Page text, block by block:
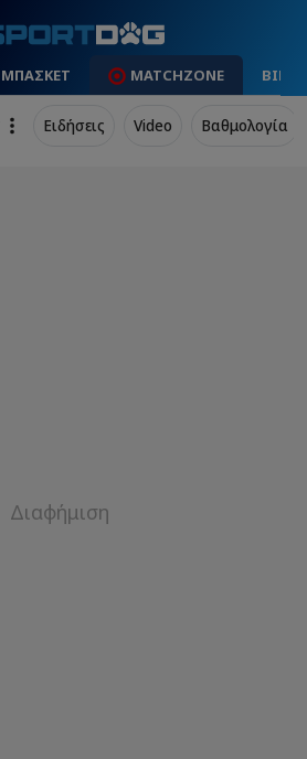
ΜΠΑΣΚΕΤ MATCHZONE
Ειδήσεις Video Βαθμολογία